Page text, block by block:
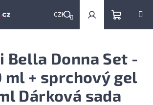
CZK
Hledat PřihlášeníNákupní
košík
Bella Donna Set -
ml + sprchový gel
Dárková sada